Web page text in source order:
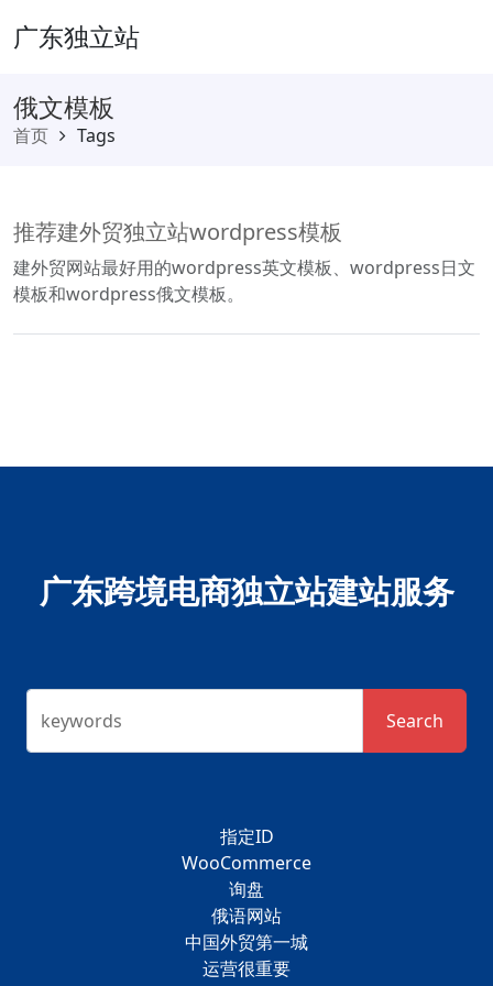
广东独立站
俄文模板
首页 Tags
推荐建外贸独立站wordpress模板
建外贸网站最好用的wordpress英文模板、wordpress日文
模板和wordpress俄文模板。
广东跨境电商独立站建站服务
keywords Search
指定ID
WooCommerce
询盘
俄语网站
中国外贸第一城
运营很重要